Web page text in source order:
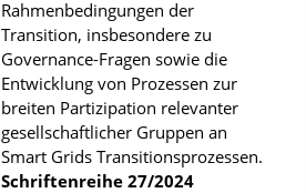
l
i
k
a
t
i
Rahmenbedingungen der
Transition, insbesondere zu
Governance-Fragen sowie die
Entwicklung von Prozessen zur
breiten Partizipation relevanter
gesellschaftlicher Gruppen an
Smart Grids Transitionsprozessen.
Schriftenreihe 27/2024